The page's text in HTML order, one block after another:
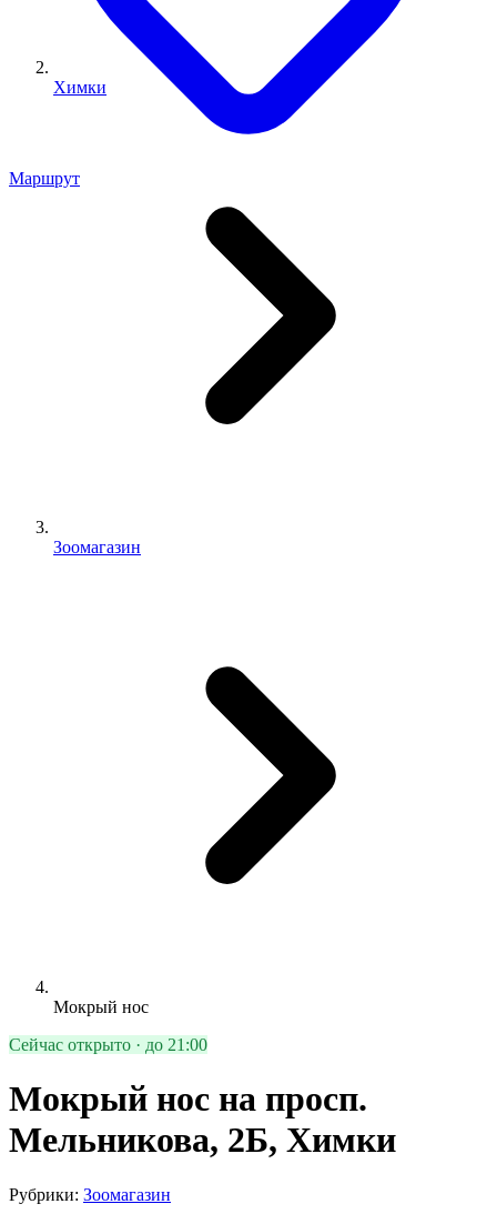
Маршрут
Химки
Зоомагазин
Мокрый нос
Сейчас открыто · до 21:00
Мокрый нос на просп.
Мельникова, 2Б, Химки
Рубрики: Зоомагазин